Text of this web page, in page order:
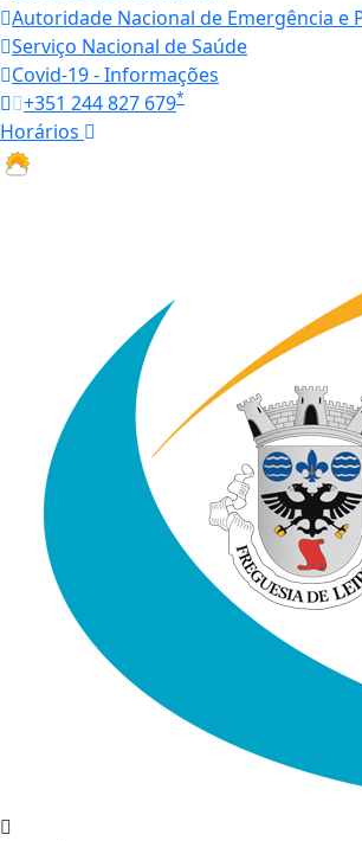
Autoridade Nacional de Emergência e
Serviço Nacional de Saúde
Covid-19 - Informações
+351 244 827 679*
Horários